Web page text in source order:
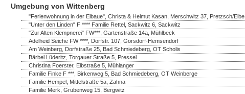
Umgebung von Wittenberg
"Ferienwohnung in der Elbaue", Christa & Helmut Kasan, Merschwitz 37, Pretzsch/Elbe
"Unter den Linden" F **** Familie Rettel, Sackwitz 6, Sackwitz
"Zur Alten Klempnerei" FW***, Gartenstraße 14a, Mühlbeck
Adelheid Seiche FW ****, Dorfstr. 107, Gorsdorf-Hemsendorf
Am Weinberg, Dorfstraße 25, Bad Schmiedeberg, OT Scholis
Bärbel Lüderitz, Torgauer Straße 5, Pressel
Christina Foerster, Elbstraße 5, Mühlanger
Familie Finke F ***, Birkenweg 5, Bad Schmiedeberg, OT Weinberge
Familie Hempel, Mittelstraße 5a, Zahna
Familie Merk, Grubenweg 15, Bergwitz